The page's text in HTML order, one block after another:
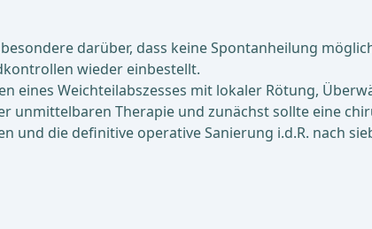
darüber, dass keine Spontanheilung
wieder einbestellt.
eines Weichteilabszesses mit lokaler Rötung,
Therapie und zunächst sollte eine
die definitive operative Sanierung i.d.R. nach